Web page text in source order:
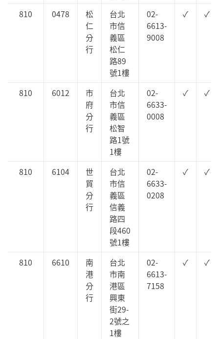
810 0478
松
仁
分
行
台北
市信
義區
松仁
路89
號1樓
02-
6613-
9008
✓ ✓
810 6012
市
府
分
行
台北
市信
義區
松智
路1號
1樓
02-
6633-
0008
✓ ✓
810 6104
世
貿
分
行
台北
市信
義區
信義
路四
段460
號1樓
02-
6633-
0208
✓ ✓
810 6610
南
港
分
行
台北
市南
港區
興東
街29-
2號之
1樓
02-
6613-
7158
✓ ✓